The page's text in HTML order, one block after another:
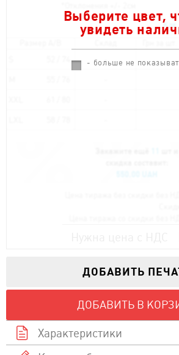
Выберите цвет,
увидеть
- больше не
Как
ДОБАВИТЬ
ДОБАВИТЬ В
Характеристики